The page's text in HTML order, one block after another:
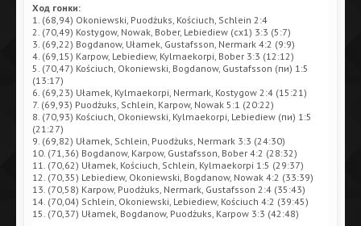
Ход гонки:
1. (68,94) Okoniewski, Puodżuks, Kościuch, Schlein 2:4
2. (70,49) Kostygow, Nowak, Bober, Lebiediew (сх1) 3:3 (5:7)
3. (69,22) Bogdanow, Ułamek, Gustafsson, Nermark 4:2 (9:9)
4. (69,15) Karpow, Lebiediew, Kylmaekorpi, Bober 3:3 (12:12)
5. (70,47) Kościuch, Okoniewski, Bogdanow, Gustafsson (пи) 1:5
(13:17)
6. (69,23) Ułamek, Kylmaekorpi, Nermark, Kostygow 2:4 (15:21)
7. (69,93) Puodżuks, Schlein, Karpow, Nowak 5:1 (20:22)
8. (70,93) Kościuch, Okoniewski, Kylmaekorpi, Lebiediew (пи) 1:5
(21:27)
9. (69,82) Ułamek, Schlein, Puodżuks, Nermark 3:3 (24:30)
10. (71,36) Bogdanow, Karpow, Gustafsson, Bober 4:2 (28:32)
11. (70,62) Ułamek, Kościuch, Schlein, Kylmaekorpi 1:5 (29:37)
12. (70,35) Lebiediew, Okoniewski, Bogdanow, Nowak 4:2 (33:39)
13. (70,58) Karpow, Puodżuks, Nermark, Gustafsson 2:4 (35:43)
14. (70,04) Schlein, Okoniewski, Lebiediew, Kościuch 4:2 (39:45)
15. (70,37) Ułamek, Bogdanow, Puodżuks, Karpow 3:3 (42:48)